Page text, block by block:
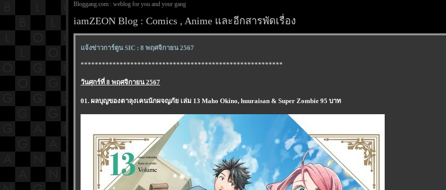
Bloggang.com : weblog for you and your gang
iamZEON Blog : Comics , Anime และอีกสารพัดเรื่อง
จ้งข่าวการ์ตูน SIC : 8 พฤศจิกายน 2567
*********************************************************
วันศุกร์ที่ 8 พฤศจิกายน 2567
01. ผลบุญของตาลุงเคนนักผจญภัย เล่ม 13 Maho Okino, huuraisan & Super Zombie 95 บาท